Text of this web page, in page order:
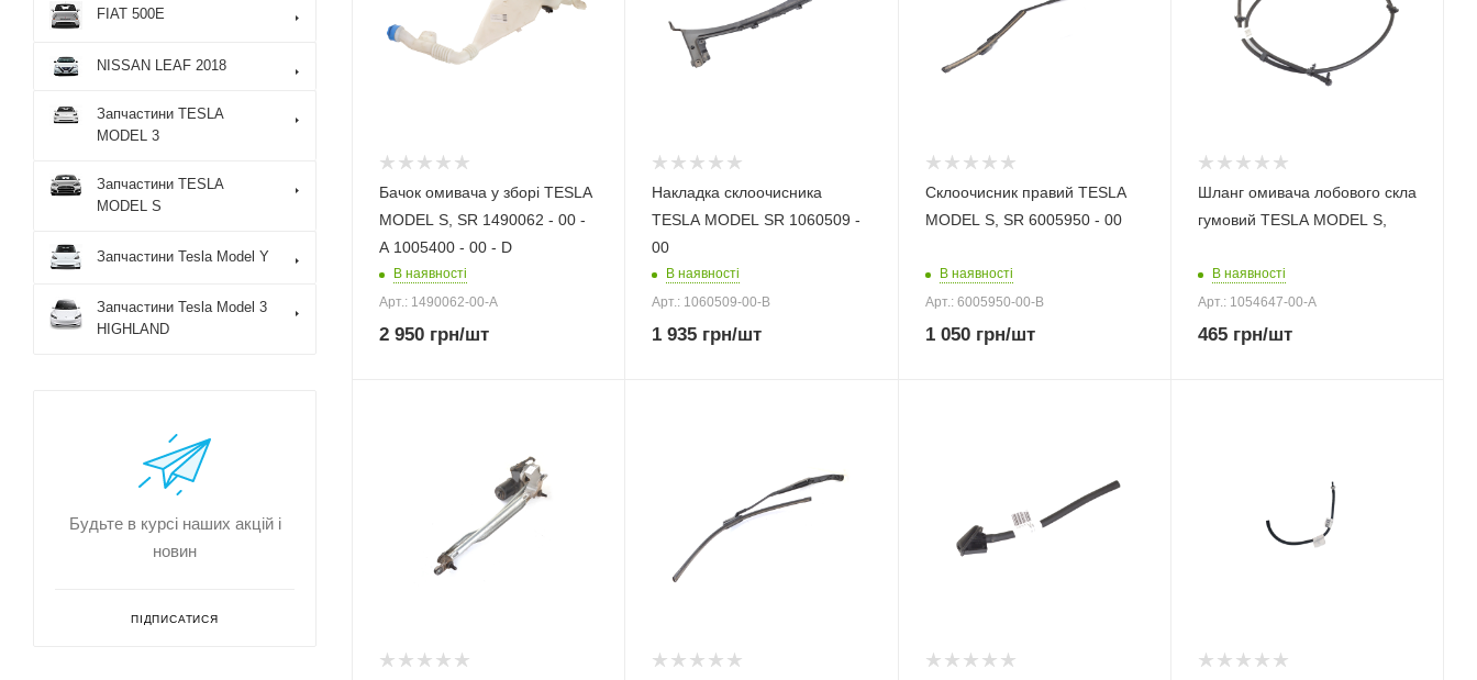
Бачок омивача у зборі TESLA
MODEL S, SR 1490062 - 00 -
A 1005400 - 00 - D
В наявності
Арт.: 1490062-00-A
2 950 грн/шт
Накладка склоочисника
TESLA MODEL SR 1060509 -
00
В наявності
Арт.: 1060509-00-B
1 935 грн/шт
Склоочисник правий TESLA
MODEL S, SR 6005950 - 00
В наявності
Арт.: 6005950-00-B
1 050грн/шт
Шланг омивача лобового скла
гумовий TESLA MODEL S,
В наявності
Арт.: 1054647-00-А
465грн/шт
FIAT 500E
NISSAN LEAF 2018
Запчастини TESLA
MODEL 3
Запчастини TESLA
MODEL S
Запчастини Tesla Model Y
Запчастини Tesla Model 3
HIGHLAND
Будьте в курсі наших акцій і
новин
ПІДПИСАТИСЯ